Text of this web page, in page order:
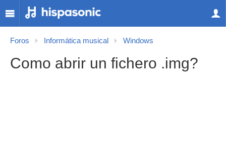
Foros Informática musical Windows
Como abrir un fichero .img?